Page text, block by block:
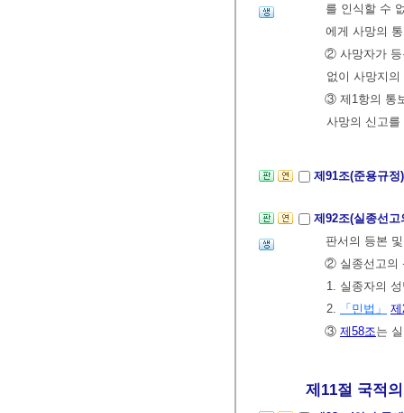
를 인식할 수
에게 사망의
② 사망자가 등
없이 사망지
③ 제1항의 통
사망의 신고
제91조(준용규
제92조(실종선
판서의 등본
② 실종선고의
1. 실종자의
2.
「민법」
③ 제58조는
제11절 국적의